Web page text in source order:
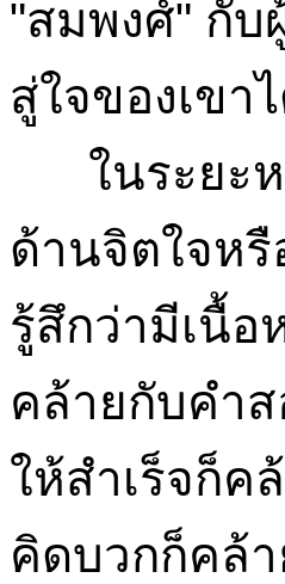
"สมพงศ์" กับ
สู่ใจของเขา
ในระยะห
ด้านจิตใจหรื
รู้สึกว่ามีเนื้อ
คล้ายกับคำ
ให้สำเร็จก็ค
คิดบวกก็คล้